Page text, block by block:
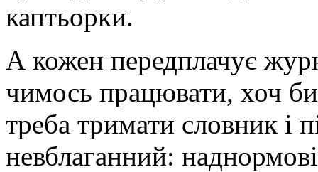
каптьорки.
А кожен передплачує
чимось працювати, хоч
треба тримати словник і
невблаганний: